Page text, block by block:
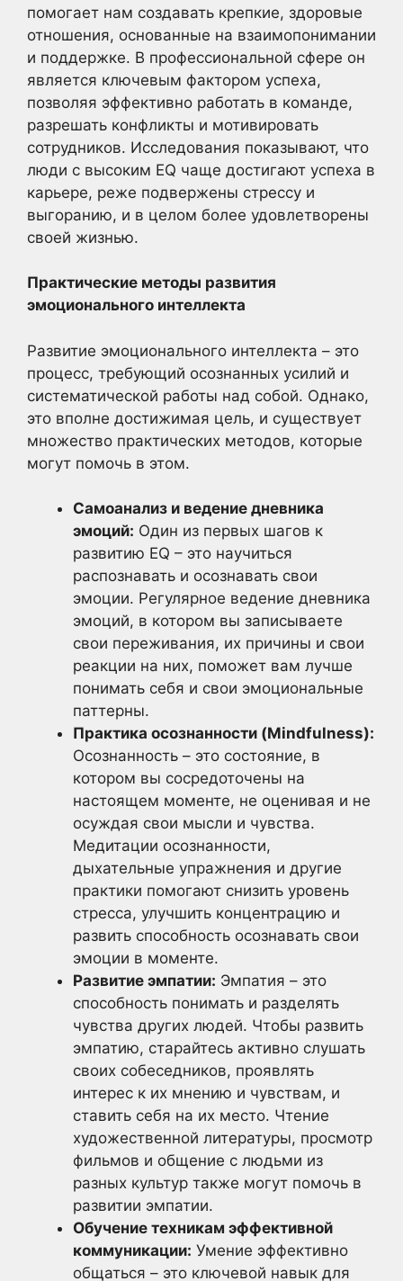
помогает нам создавать крепкие, здоровые
отношения, основанные на взаимопонимании
и поддержке. В профессиональной сфере он
является ключевым фактором успеха,
позволяя эффективно работать в команде,
разрешать конфликты и мотивировать
сотрудников. Исследования показывают, что
люди с высоким EQ чаще достигают успеха в
карьере, реже подвержены стрессу и
выгоранию, и в целом более удовлетворены
своей жизнью.
Практические методы развития
эмоционального интеллекта
Развитие эмоционального интеллекта – это
процесс, требующий осознанных усилий и
систематической работы над собой. Однако,
это вполне достижимая цель, и существует
множество практических методов, которые
могут помочь в этом.
Самоанализ и ведение дневника
эмоций: Один из первых шагов к
развитию EQ – это научиться
распознавать и осознавать свои
эмоции. Регулярное ведение дневника
эмоций, в котором вы записываете
свои переживания, их причины и свои
реакции на них, поможет вам лучше
понимать себя и свои эмоциональные
паттерны.
Практика осознанности (Mindfulness):
Осознанность – это состояние, в
котором вы сосредоточены на
настоящем моменте, не оценивая и не
осуждая свои мысли и чувства.
Медитации осознанности,
дыхательные упражнения и другие
практики помогают снизить уровень
стресса, улучшить концентрацию и
развить способность осознавать свои
эмоции в моменте.
Развитие эмпатии: Эмпатия – это
способность понимать и разделять
чувства других людей. Чтобы развить
эмпатию, старайтесь активно слушать
своих собеседников, проявлять
интерес к их мнению и чувствам, и
ставить себя на их место. Чтение
художественной литературы, просмотр
фильмов и общение с людьми из
разных культур также могут помочь в
развитии эмпатии.
Обучение техникам эффективной
коммуникации: Умение эффективно
общаться – это ключевой навык для